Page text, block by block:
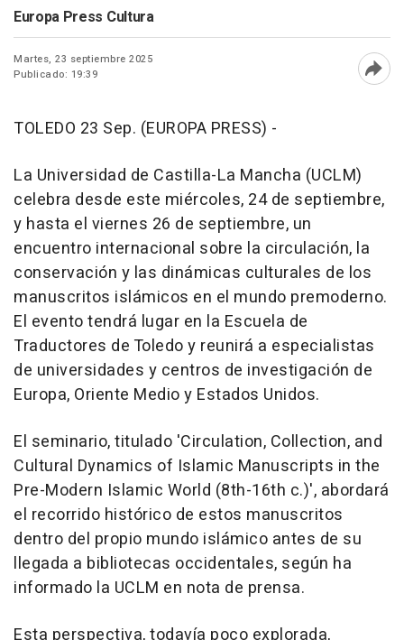
Europa Press Cultura
Martes, 23 septiembre 2025
Publicado: 19:39
TOLEDO 23 Sep. (EUROPA PRESS) -
La Universidad de Castilla-La Mancha (UCLM)
celebra desde este miércoles, 24 de septiembre,
y hasta el viernes 26 de septiembre, un
encuentro internacional sobre la circulación, la
conservación y las dinámicas culturales de los
manuscritos islámicos en el mundo premoderno.
El evento tendrá lugar en la Escuela de
Traductores de Toledo y reunirá a especialistas
de universidades y centros de investigación de
Europa, Oriente Medio y Estados Unidos.
El seminario, titulado 'Circulation, Collection, and
Cultural Dynamics of Islamic Manuscripts in the
Pre-Modern Islamic World (8th-16th c.)', abordará
el recorrido histórico de estos manuscritos
dentro del propio mundo islámico antes de su
llegada a bibliotecas occidentales, según ha
informado la UCLM en nota de prensa.
Esta perspectiva, todavía poco explorada,